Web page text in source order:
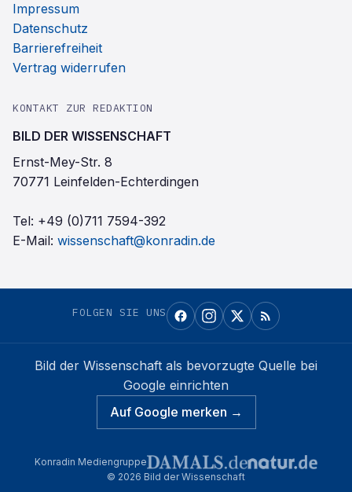
Impressum
Datenschutz
Barrierefreiheit
Vertrag widerrufen
KONTAKT ZUR REDAKTION
BILD DER WISSENSCHAFT
Ernst-Mey-Str. 8
70771 Leinfelden-Echterdingen
Tel: +49 (0)711 7594-392
E-Mail: wissenschaft@konradin.de
FOLGEN SIE UNS
Bild der Wissenschaft als bevorzugte Quelle bei
Google einrichten
Auf Google merken →
Konradin Mediengruppe
© 2026 Bild der Wissenschaft